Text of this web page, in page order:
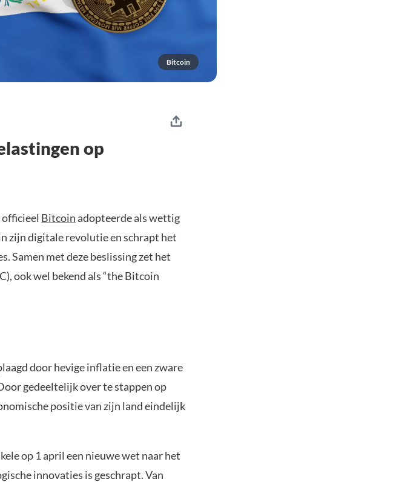
Bitcoin
op
officieel Bitcoinadopteerde als wettig
zijn digitale revolutie en schrapt het
Samen met deze beslissing zet het
ook wel bekend als “the Bitcoin
door hevige inflatie en een zware
gedeeltelijk over te stappen op
positie van zijn land eindelijk
op 1 april een nieuwe wet naar het
innovaties is geschrapt. Van